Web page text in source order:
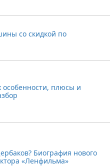
со скидкой по
плюсы и
Биография нового
«Ленфильма»